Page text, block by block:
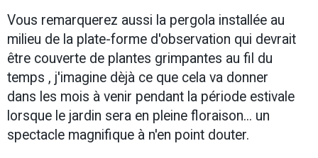
Vous remarquerez aussi la pergola installée au
milieu de la plate-forme d'observation qui devrait
être couverte de plantes grimpantes au fil du
temps , j'imagine dèjà ce que cela va donner
dans les mois à venir pendant la période estivale
lorsque le jardin sera en pleine floraison... un
spectacle magnifique à n'en point douter.